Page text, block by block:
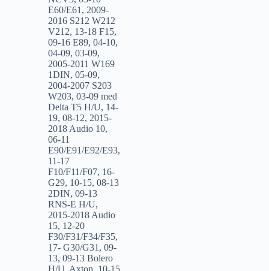
E60/E61 , 2009-
2016 S212 W212
V212, 13-18 F15,
09-16 E89, 04-10,
04-09, 03-09,
2005-2011 W169
1DIN, 05-09,
2004-2007 S203
W203, 03-09 med
Delta T5 H/U, 14-
19, 08-12, 2015-
2018 Audio 10,
06-11
E90/E91/E92/E93,
11-17
F10/F11/F07, 16-
G29, 10-15, 08-13
2DIN, 09-13
RNS-E H/U,
2015-2018 Audio
15, 12-20
F30/F31/F34/F35,
17- G30/G31 , 09-
13, 09-13 Bolero